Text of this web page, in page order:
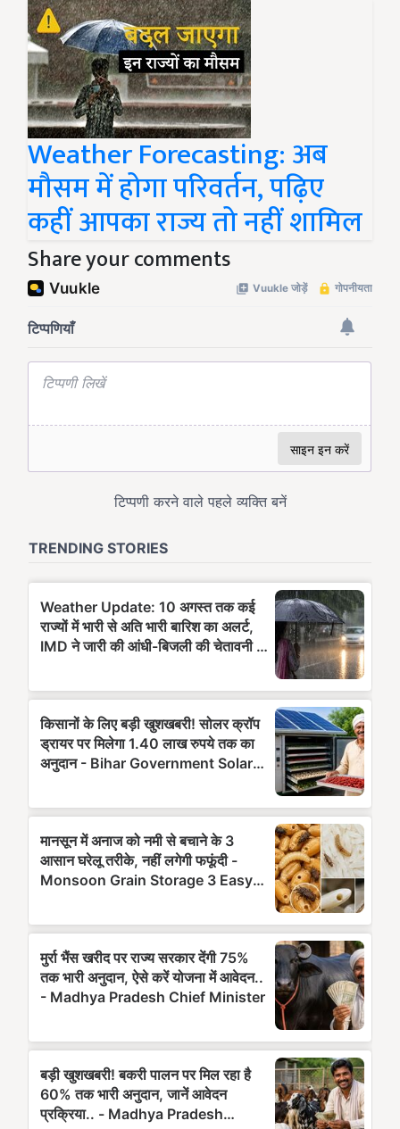
Weather Forecasting: अब
मौसम में होगा परिवर्तन, पढ़िए
कहीं आपका राज्य तो नहीं शामिल
Share your comments